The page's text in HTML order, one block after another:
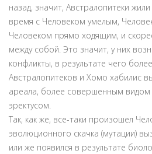
назад, значит, Австралопитеки
время с Человеком умелым,
Человеком прямо ходящим, и
между собой. Это значит, у них
конфликты, в результате чего
Австралопитеков и Хомо хабилис
ареала, более совершенным
эректусом.
Так, как же, все-таки произошел
эволюционного скачка (мутации)
или же появился в результате